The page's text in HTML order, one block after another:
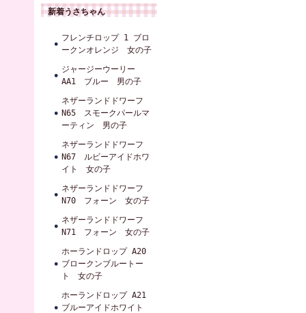
新着うさちゃん
フレンチロップ 1 ブロ
ークンオレンジ 女の子
ジャージーウーリー
AA1 ブルー 男の子
ネザーランドドワーフ
N65 スモークパールマ
ーティン 男の子
ネザーランドドワーフ
N67 ルビーアイドホワ
イト 女の子
ネザーランドドワーフ
N70 フォーン 女の子
ネザーランドドワーフ
N71 フォーン 女の子
ホーランドロップ A20
ブロークンブルートー
ト 女の子
ホーランドロップ A21
ブルーアイドホワイト